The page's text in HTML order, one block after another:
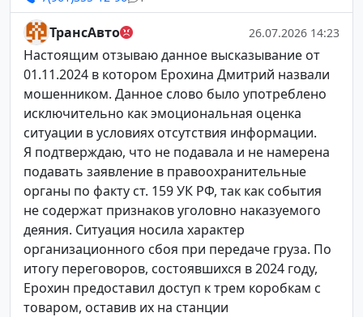
ТрансАвто 26.07.2026 14:23
Настоящим отзываю данное высказывание от
01.11.2024 в котором Ерохина Дмитрий назвали
мошенником. Данное слово было употреблено
исключительно как эмоциональная оценка
ситуации в условиях отсутствия информации.
Я подтверждаю, что не подавала и не намерена
подавать заявление в правоохранительные
органы по факту ст. 159 УК РФ, так как события
не содержат признаков уголовно наказуемого
деяния. Ситуация носила характер
организационного сбоя при передаче груза. По
итогу переговоров, состоявшихся в 2024 году,
Ерохин предоставил доступ к трем коробкам с
товаром, оставив их на станции